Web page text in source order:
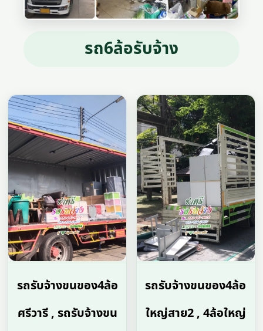
รถ6ล้อรับจ้าง
รถรับจ้างขนของ4ล้อ
ศรีวารี , รถรับจ้างขน
รถรับจ้างขนของ4ล้อ
ใหญ่สาย2 , 4ล้อใหญ่